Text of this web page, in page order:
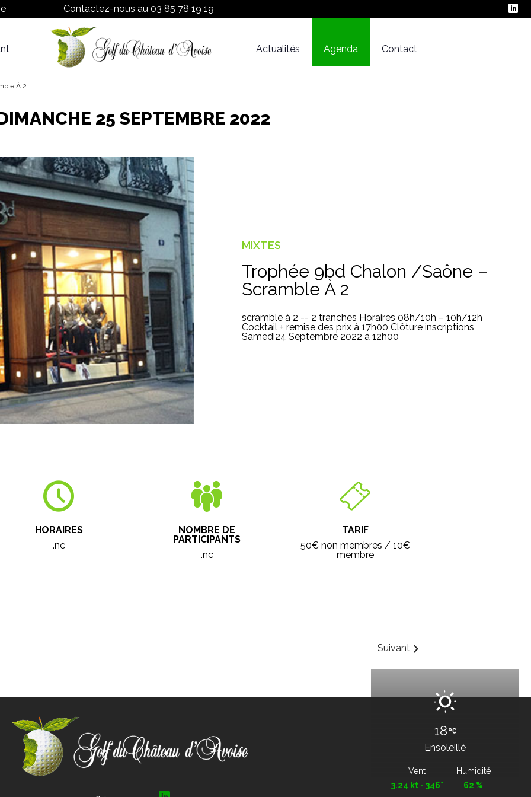
Contactez-nous au 03 85 78 19 19
Tarifs
Actualités Agenda Contact
À 2
25 SEPTEMBRE 2022
MIXTES
Trophée 9bd Chalon /Saône –
Scramble À 2
scramble à 2 -- 2 tranches Horaires 08h/10h – 10h/12h
Cocktail + remise des prix à 17h00 Clôture inscriptions
Samedi24 Septembre 2022 à 12h00
HORAIRES
.nc
NOMBRE DE
PARTICIPANTS
.nc
TARIF
50€ non membres / 10€
membre
Suivant
18
Ensoleillé
Vent
3.24 kt - 346°
Humidité
62 %